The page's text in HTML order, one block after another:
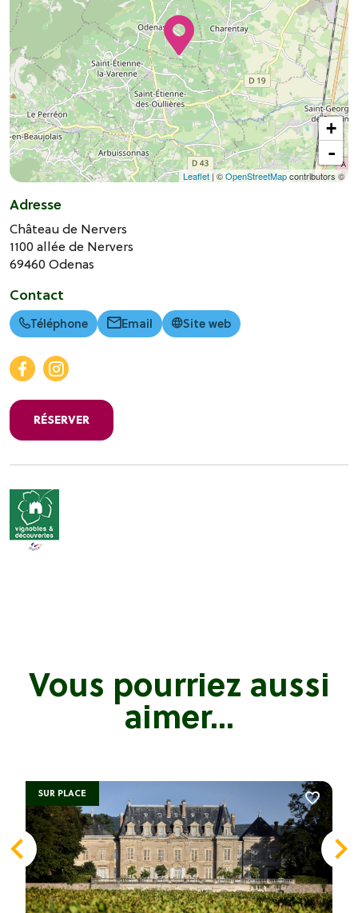
+
-
Leaflet | ©OpenStreetMapcontributors ©
Adresse
Château de Nervers
1100 allée de Nervers
69460Odenas
Contact
Téléphone Email Site web
RÉSERVER
Vous pourriez aussi
aimer...
SUR PLACE